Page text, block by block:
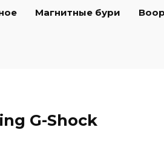
Магнитные бури
G-Shock